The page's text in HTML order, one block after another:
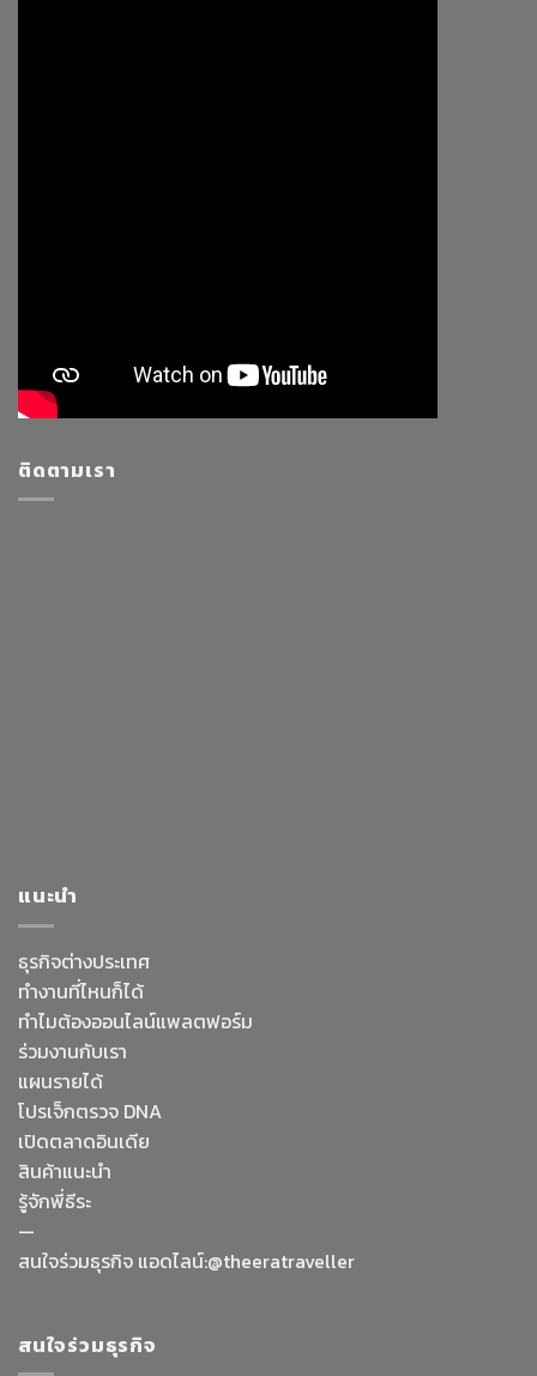
ติดตามเรา
แนะนำ
ธุรกิจต่างประเทศ
ทำงานที่ไหนก็ได้
ทำไมต้องออนไลน์แพลตฟอร์ม
ร่วมงานกับเรา
แผนรายได้
โปรเจ็กตรวจ DNA
เปิดตลาดอินเดีย
สินค้าแนะนำ
รู้จักพี่ธีระ
—
สนใจร่วมธุรกิจ แอดไลน์:@theeratraveller
สนใจร่วมธุรกิจ